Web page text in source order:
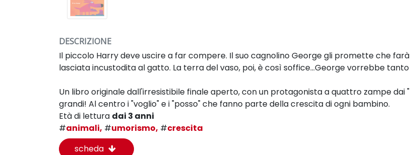
DESCRIZIONE
Il piccolo Harry deve uscire a far compere. Il suo cagnolino George gli promette che
lasciata incustodita al gatto. La terra del vaso, poi, è così soffice...George vorrebbe
Un libro originale dall'irresistibile finale aperto, con un protagonista a quattro zampe
grandi! Al centro i "voglio" e i "posso" che fanno parte della crescita di ogni bambino.
Età di lettura dai 3 anni
#animali, #umorismo, #crescita
scheda